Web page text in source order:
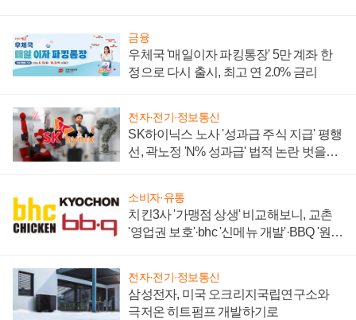
금융
우체국 '매일이자 파킹통장' 5만 계좌 한
정으로 다시 출시, 최고 연 2.0% 금리
전자·전기·정보통신
SK하이닉스 노사 '성과급 주식 지급' 평행
선, 곽노정 'N% 성과급' 법적 논란 벗을지
소비자·유통
치킨3사 '가맹점 상생' 비교해보니, 교촌
'영업권 보호'·bhc '신메뉴 개발'·BBQ '원가
전자·전기·정보통신
삼성전자, 미국 오크리지국립연구소와
극저온 히트펌프 개발하기로